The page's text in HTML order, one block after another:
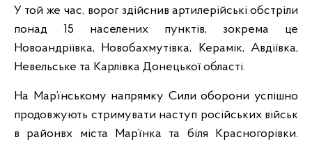
У той же час, ворог здійснив артилерійські обстріли
понад 15 населених пунктів, зокрема це
Новоандріївка, Новобахмутівка, Керамік, Авдіївка,
Невельське та Карлівка Донецької області.
На Мар’їнському напрямку Сили оборони успішно
продовжують стримувати наступ російських військ
в районвх міста Мар’їнка та біля Красногорівки.